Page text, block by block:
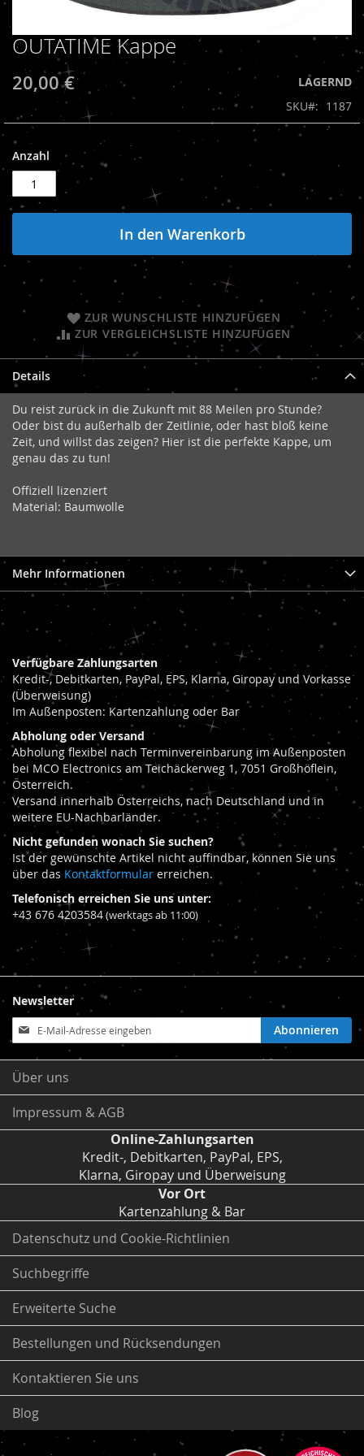
Zum
Anfang
der
Bildergalerie
springen
OUTATIME Kappe
20,00 €
LAGERND
SKU
1187
Anzahl
In den Warenkorb
ZUR WUNSCHLISTE HINZUFÜGEN
ZUR VERGLEICHSLISTE HINZUFÜGEN
Details
Du reist zurück in die Zukunft mit 88 Meilen pro Stunde?
Oder bist du außerhalb der Zeitlinie, oder hast bloß keine
Zeit, und willst das zeigen? Hier ist die perfekte Kappe, um
genau das zu tun!
Offiziell lizenziert
Material: Baumwolle
Mehr Informationen
Verfügbare Zahlungsarten
Kredit-, Debitkarten, PayPal, EPS, Klarna, Giropay und Vorkasse
(Überweisung)
Im Außenposten: Kartenzahlung oder Bar
Abholung oder Versand
Abholung flexibel nach Terminvereinbarung im Außenposten
bei MCO Electronics am Teichäckerweg 1, 7051 Großhöflein,
Österreich.
Versand innerhalb Österreichs, nach Deutschland und in
weitere EU-Nachbarländer.
Nicht gefunden wonach Sie suchen?
Ist der gewünschte Artikel nicht auffindbar, können Sie uns
über das Kontaktformular erreichen.
Telefonisch erreichen Sie uns unter:
+43 676 4203584(werktags ab 11:00)
Newsletter
Anmeldung
zum
Newsletter:
Abonnieren
Über uns
Impressum & AGB
Online-Zahlungsarten
Kredit-, Debitkarten, PayPal, EPS,
Klarna, Giropay und Überweisung
Vor Ort
Kartenzahlung & Bar
Datenschutz und Cookie-Richtlinien
Suchbegriffe
Erweiterte Suche
Bestellungen und Rücksendungen
Kontaktieren Sie uns
Blog